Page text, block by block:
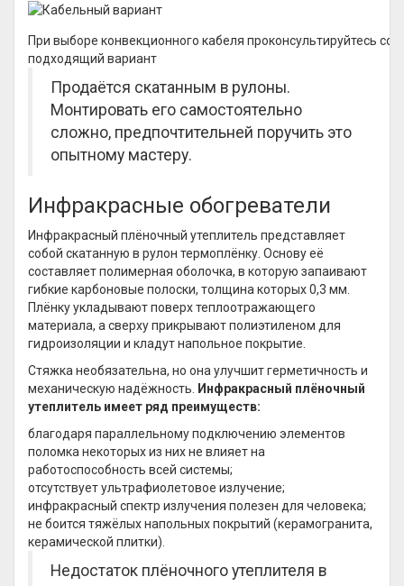
При выборе конвекционного кабеля проконсультируйтесь
подходящий вариант
Продаётся скатанным в рулоны.
Монтировать его самостоятельно
сложно, предпочтительней поручить это
опытному мастеру.
Инфракрасные обогреватели
Инфракрасный плёночный утеплитель представляет
собой скатанную в рулон термоплёнку. Основу её
составляет полимерная оболочка, в которую запаивают
гибкие карбоновые полоски, толщина которых 0,3 мм.
Плёнку укладывают поверх теплоотражающего
материала, а сверху прикрывают полиэтиленом для
гидроизоляции и кладут напольное покрытие.
Стяжка необязательна, но она улучшит герметичность и
механическую надёжность.
Инфракрасный плёночный
утеплитель имеет ряд преимуществ:
благодаря параллельному подключению элементов
поломка некоторых из них не влияет на
работоспособность всей системы;
отсутствует ультрафиолетовое излучение;
инфракрасный спектр излучения полезен для человека;
не боится тяжёлых напольных покрытий (керамогранита,
керамической плитки).
Недостаток плёночного утеплителя в